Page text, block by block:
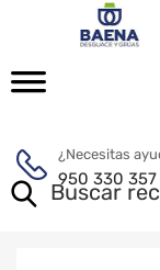
¿Necesitas
950 330 357